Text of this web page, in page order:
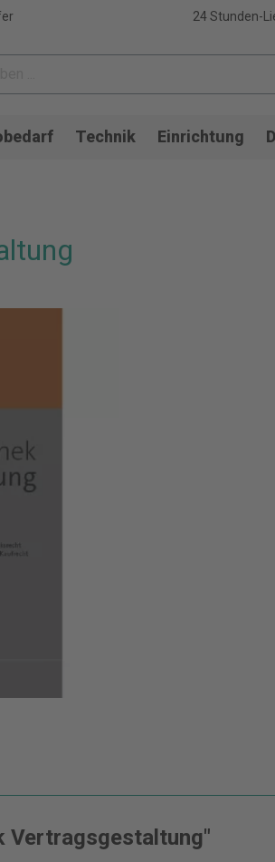
24 Stunden-
Technik Einrichtung
Vertragsgestaltung"